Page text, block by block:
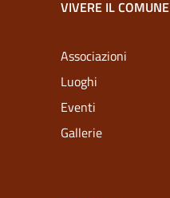
VIVERE IL COMUNE
Associazioni
Luoghi
Eventi
Gallerie